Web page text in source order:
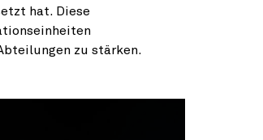
hat. Diese
zu stärken.